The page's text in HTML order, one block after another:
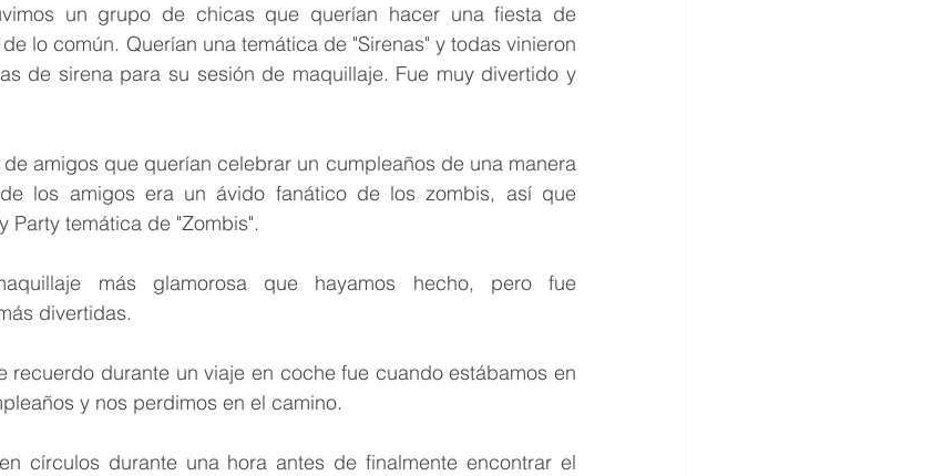
un grupo de chicas que querían hacer una fiesta de
lo común. Querían una temática de "Sirenas" y todas vinieron
de sirena para su sesión de maquillaje. Fue muy divertido y
amigos que querían celebrar un cumpleaños de una manera
los amigos era un ávido fanático de los zombis, así que
Party temática de "Zombis".
más glamorosa que hayamos hecho, pero fue
divertidas.
recuerdo durante un viaje en coche fue cuando estábamos en
y nos perdimos en el camino.
círculos durante una hora antes de finalmente encontrar el